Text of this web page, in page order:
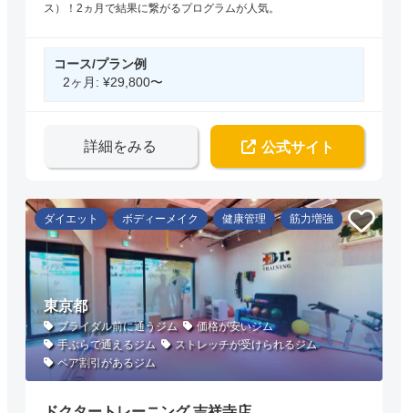
ス）！2ヵ月で結果に繋がるプログラムが人気。
コース/プラン例
2ヶ月: ¥29,800〜
詳細をみる 公式サイト
ダイエット ボディーメイク 健康管理 筋力増強
東京都
ブライダル前に通うジム
価格が安いジム
手ぶらで通えるジム
ストレッチが受けられるジム
ペア割引があるジム